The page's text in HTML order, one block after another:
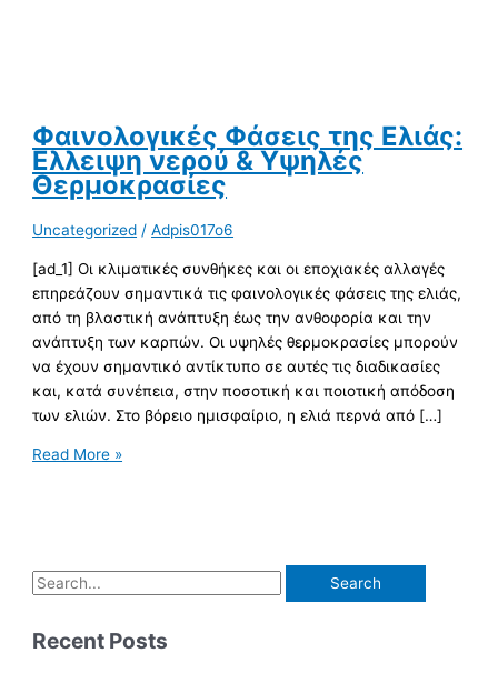
Φαινολογικές Φάσεις της Ελιάς:
Ελλειψη νερού & Υψηλές
Θερμοκρασίες
Uncategorized /Adpis017o6
[ad_1] Οι κλιματικές συνθήκες και οι εποχιακές αλλαγές
επηρεάζουν σημαντικά τις φαινολογικές φάσεις της ελιάς,
από τη βλαστική ανάπτυξη έως την ανθοφορία και την
ανάπτυξη των καρπών. Οι υψηλές θερμοκρασίες μπορούν
να έχουν σημαντικό αντίκτυπο σε αυτές τις διαδικασίες
και, κατά συνέπεια, στην ποσοτική και ποιοτική απόδοση
των ελιών. Στο βόρειο ημισφαίριο, η ελιά περνά από […]
Read More »
Recent Posts